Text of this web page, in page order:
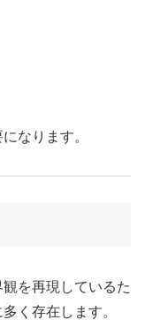
なります。
を再現しているた
く存在します。